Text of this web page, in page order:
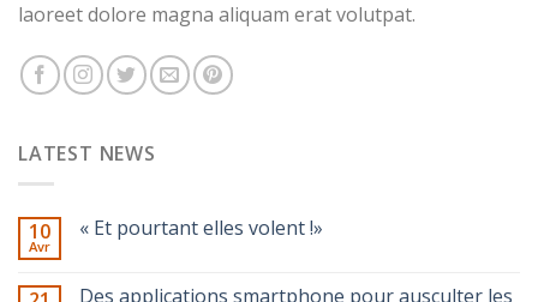
laoreet dolore magna aliquam erat volutpat.
LATEST NEWS
10
Avr
« Et pourtant elles volent !»
Des applications smartphone pour ausculter les